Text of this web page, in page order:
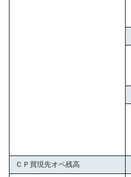
ＣＰ買現先オペ残高